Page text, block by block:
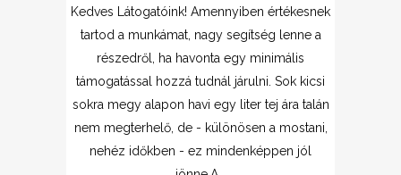
Kedves Látogatóink! Amennyiben értékesnek
tartod a munkámat, nagy segítség lenne a
részedről, ha havonta egy minimális
támogatással hozzá tudnál járulni. Sok kicsi
sokra megy alapon havi egy liter tej ára talán
nem megterhelő, de - különösen a mostani,
nehéz időkben - ez mindenképpen jól